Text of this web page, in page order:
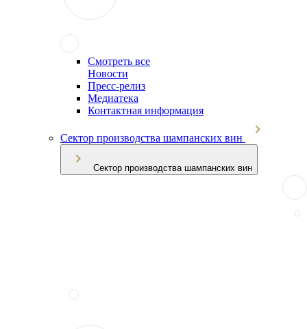
Смотреть все
Новости
Пресс-релиз
Медиатека
Контактная информация
Сектор производства шампанских вин
Сектор производства шампанских вин